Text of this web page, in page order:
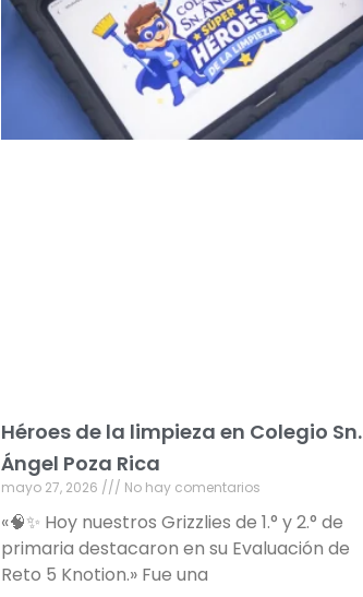
Héroes de la limpieza en Colegio Sn.
Ángel Poza Rica
mayo 27, 2026 No hay comentarios
«🧠✨ Hoy nuestros Grizzlies de 1.° y 2.° de
primaria destacaron en su Evaluación de
Reto 5 Knotion.» Fue una